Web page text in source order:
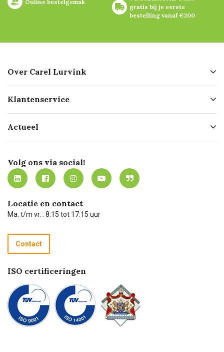
Online bestelgemak
gratis bij je eerste
bestelling vanaf €200
Over Carel Lurvink
Geschiedenis
Missie
Werken bij Carel Lurvink
MVO
Klantenservice
Bezorgen
Mijn Carel Lurvink
Mijn Carel Lurvink instructievideo's
Carel Lurvink App
Hulp op afstand
Technische dienst
Recycle programma
Betalen
Actueel
Innovation LAB
Tevreden klanten
Carel Lurvink Blog
Carel de podcast
Volg ons via social!
Locatie en contact
Ma. t/m vr. : 8:15 tot 17:15 uur
Contact
ISO certificeringen